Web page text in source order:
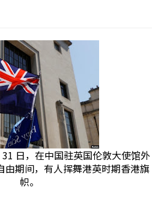
日，在中国驻英国伦敦大使馆外
由期间，有人挥舞港英时期香港旗
帜。